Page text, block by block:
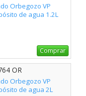
Orbegozo VP
de agua 1.2L
Comprar
OR
Orbegozo VP
de agua 2L